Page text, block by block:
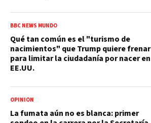
BBC NEWS MUNDO
Qué tan común es el "turismo de
nacimientos" que Trump quiere frenar
para limitar la ciudadanía por nacer en
EE.UU.
OPINIÓN
La fumata aún no es blanca: primer